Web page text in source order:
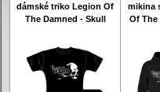
dámské triko Legion Of
The Damned - Skull
mikina
Of The